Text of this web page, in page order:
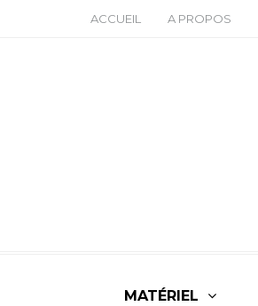
ACCUEIL A PROPOS
MATÉRIEL